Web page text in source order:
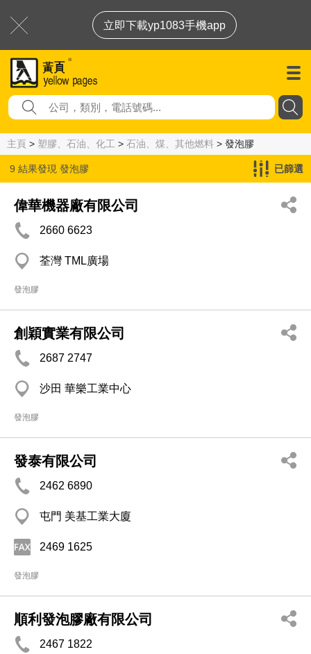
立即下載yp1083手機app
主頁 > 塑膠、石油、化工 > 石油、煤、其他燃料 > 發泡膠
9 結果發現 發泡膠 已篩選
偉華機器廠有限公司
2660 6623
荃灣 TML廣場
發泡膠
創穎實業有限公司
2687 2747
沙田 華樂工業中心
發泡膠
發泰有限公司
2462 6890
屯門 美基工業大廈
2469 1625
發泡膠
順利發泡膠廠有限公司
2467 1822